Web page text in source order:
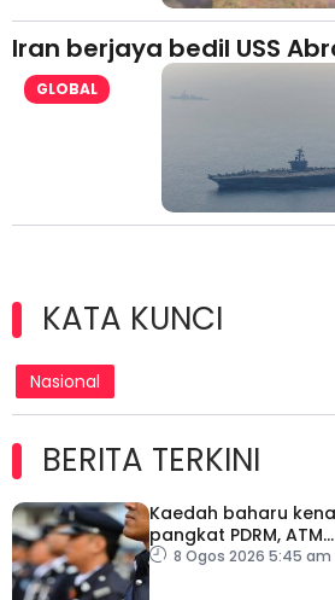
Iran berjaya bedil USS
GLOBAL
KATA KUNCI
Nasional
BERITA TERKINI
Kaedah baharu
pangkat PDRM, ATM
tingkat
8 Ogos 2026 5:45 am